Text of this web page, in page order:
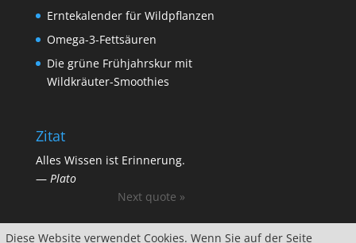
Erntekalender für Wildpflanzen
Omega-3-Fettsäuren
Die grüne Frühjahrskur mit
Wildkräuter-Smoothies
Zitat
Alles Wissen ist Erinnerung.
— Plato
Next quote »
Diese Website verwendet Cookies. Wenn Sie auf der Seite